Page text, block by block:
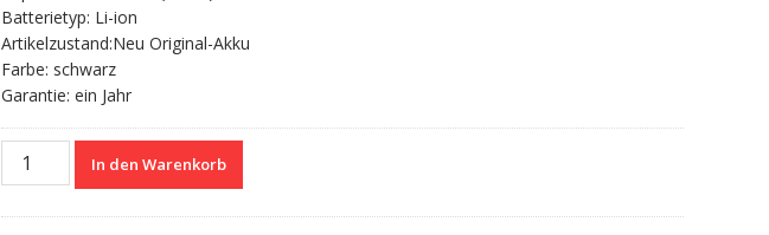
Batterietyp: Li-ion
Artikelzustand:Neu Original-Akku
Farbe: schwarz
Garantie: ein Jahr
Nagelneuer
Akku
In den Warenkorb